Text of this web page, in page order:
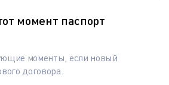
момент паспорт
моменты, если новый
договора.